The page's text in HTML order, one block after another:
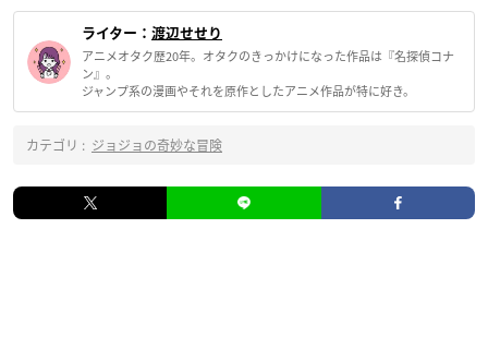
ライター： 渡辺せせり
アニメオタク歴20年。オタクのきっかけになった作品は『名探偵コナ
ン』。
ジャンプ系の漫画やそれを原作としたアニメ作品が特に好き。
カテゴリ : ジョジョの奇妙な冒険